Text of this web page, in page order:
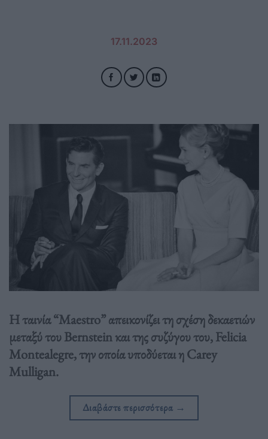
17.11.2023
Η ταινία “Maestro” απεικονίζει τη σχέση δεκαετιών
μεταξύ του Bernstein και της συζύγου του, Felicia
Montealegre, την οποία υποδύεται η Carey
Mulligan.
Διαβάστε περισσότερα →